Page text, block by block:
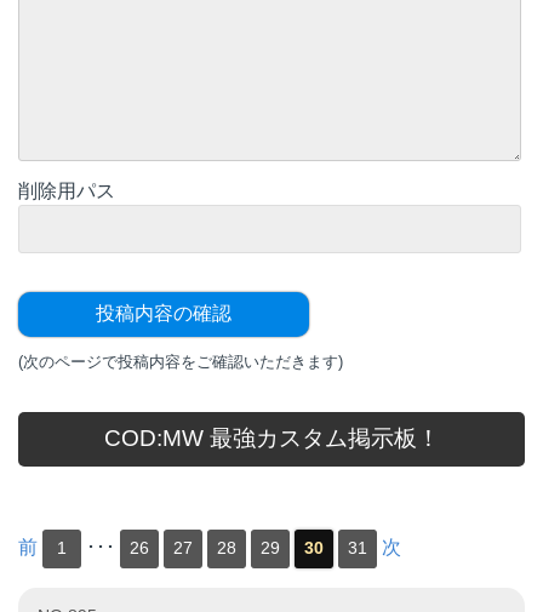
削除用パス
(次のページで投稿内容をご確認いただきます)
COD:MW 最強カスタム掲示板！
前 1 ･･･ 26 27 28 29 30 31 次